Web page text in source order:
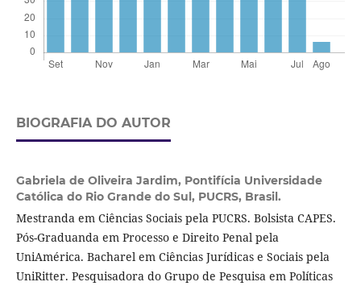
BIOGRAFIA DO AUTOR
Gabriela de Oliveira Jardim, Pontifícia Universidade
Católica do Rio Grande do Sul, PUCRS, Brasil.
Mestranda em Ciências Sociais pela PUCRS. Bolsista CAPES.
Pós-Graduanda em Processo e Direito Penal pela
UniAmérica. Bacharel em Ciências Jurídicas e Sociais pela
UniRitter. Pesquisadora do Grupo de Pesquisa em Políticas